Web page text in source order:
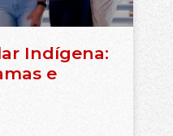
Indígena:
e